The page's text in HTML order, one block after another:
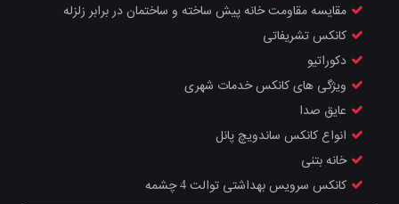
مقایسه مقاومت خانه پیش ساخته و ساختمان در برابر زلزله
کانکس تشریفاتی
دکوراتیو
ویژگی های کانکس خدمات شهری
عایق صدا
انواع کانکس ساندویچ پانل
خانه بتنی
کانکس سرویس بهداشتی توالت 4 چشمه